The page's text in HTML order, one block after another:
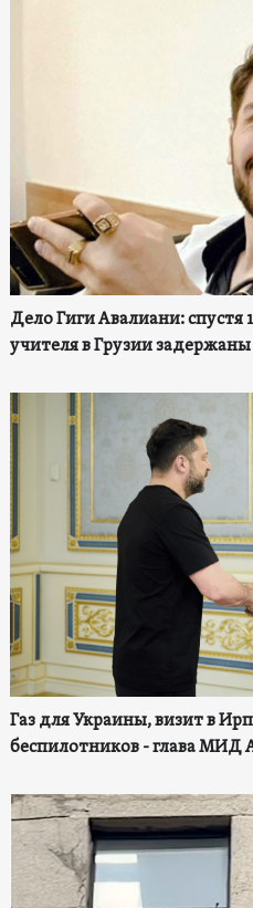
Дело Гиги Авалиани: спустя
учителя в Грузии
Газ для Украины, визит в
беспилотников - глава МИД